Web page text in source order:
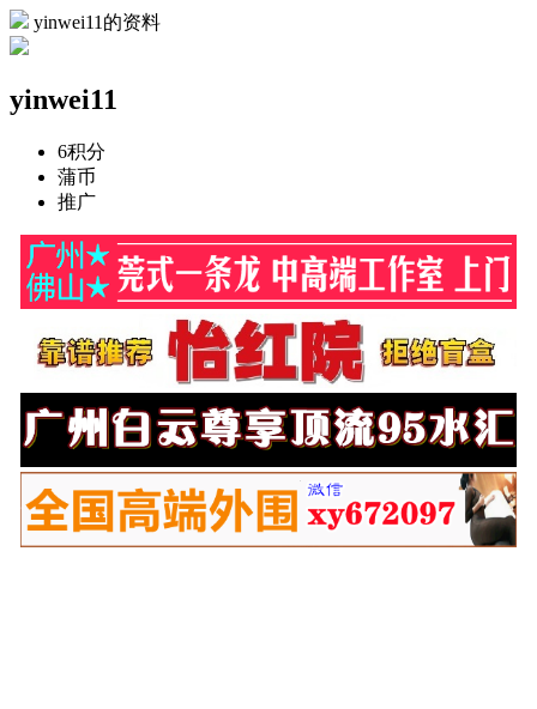
yinwei11的资料
yinwei11
6积分
蒲币
推广